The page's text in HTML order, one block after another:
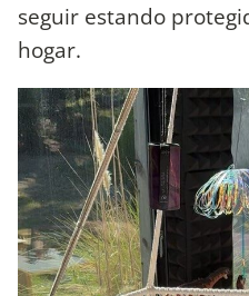
seguir estando
hogar.